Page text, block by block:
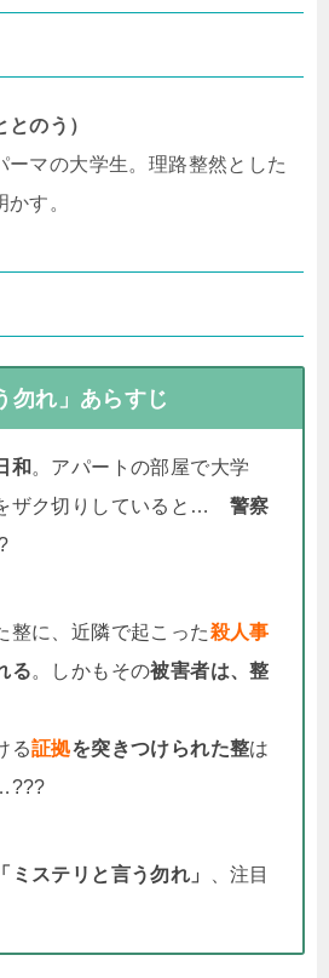
のう）
ーマの大学生。理路整然とした
す。
勿れ」あらすじ
和 。アパートの部屋で大学
ザク切りしていると… 警察
整に、近隣で起こった殺人事
る。しかもその被害者は、整
る証拠を突きつけられた整は
…???
「ミステリと言う勿れ」
、注目